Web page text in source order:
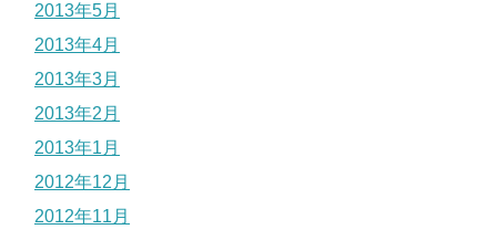
2013年5月
2013年4月
2013年3月
2013年2月
2013年1月
2012年12月
2012年11月